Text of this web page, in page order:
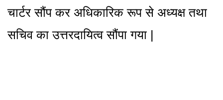
चार्टर सौंप कर अधिकारिक रूप से अध्यक्ष तथा
सचिव का उत्तरदायित्व सौंपा गया |